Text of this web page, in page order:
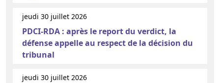
jeudi 30 juillet 2026
PDCI-RDA : après le report du verdict, la
défense appelle au respect de la décision du
tribunal
jeudi 30 juillet 2026